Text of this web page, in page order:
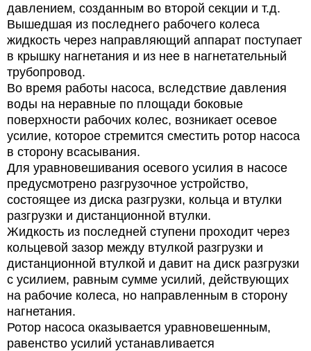
давлением, созданным во второй секции и т.д.
Вышедшая из последнего рабочего колеса
жидкость через направляющий аппарат поступает
в крышку нагнетания и из нее в нагнетательный
трубопровод.
Во время работы насоса, вследствие давления
воды на неравные по площади боковые
поверхности рабочих колес, возникает осевое
усилие, которое стремится сместить ротор насоса
в сторону всасывания.
Для уравновешивания осевого усилия в насосе
предусмотрено разгрузочное устройство,
состоящее из диска разгрузки, кольца и втулки
разгрузки и дистанционной втулки.
Жидкость из последней ступени проходит через
кольцевой зазор между втулкой разгрузки и
дистанционной втулкой и давит на диск разгрузки
с усилием, равным сумме усилий, действующих
на рабочие колеса, но направленным в сторону
нагнетания.
Ротор насоса оказывается уравновешенным,
равенство усилий устанавливается